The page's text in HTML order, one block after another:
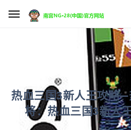
热血三国3新人王攻略
将：热血三国3新人